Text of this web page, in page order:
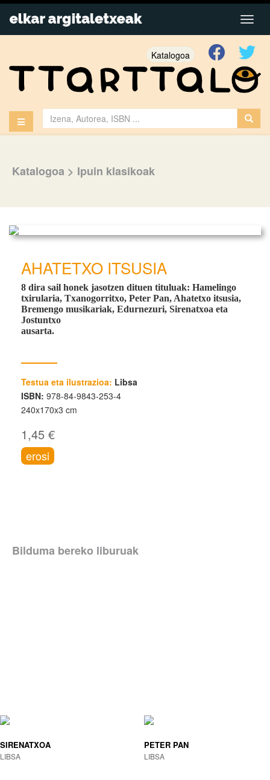
Katalogoa
Katalogoa > Ipuin klasikoak
AHATETXO ITSUSIA
8 dira sail honek jasotzen dituen tituluak: Hamelingo
txirularia, Txanogorritxo, Peter Pan, Ahatetxo itsusia,
Bremengo musikariak, Edurnezuri, Sirenatxoa eta
Jostuntxo
ausarta.
Testua eta ilustrazioa: Libsa
ISBN: 978-84-9843-253-4
240x170x3 cm
1,45 €
erosi
Bilduma bereko liburuak
SIRENATXOA
LIBSA
PETER PAN
LIBSA